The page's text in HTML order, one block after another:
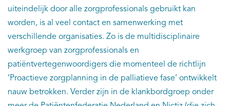
uiteindelijk door alle zorgprofessionals gebruikt kan
worden, is al veel contact en samenwerking met
verschillende organisaties. Zo is de multidisciplinaire
werkgroep van zorgprofessionals en
patiëntvertegenwoordigers die momenteel de richtlijn
‘Proactieve zorgplanning in de palliatieve fase’ ontwikkelt
nauw betrokken. Verder zijn in de klankbordgroep onder